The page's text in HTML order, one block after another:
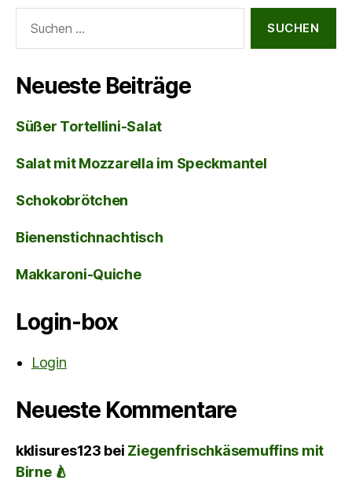
nach:
Neueste Beiträge
Süßer Tortellini-Salat
Salat mit Mozzarella im Speckmantel
Schokobrötchen
Bienenstichnachtisch
Makkaroni-Quiche
Login-box
Login
Neueste Kommentare
kklisures123 bei Ziegenfrischkäsemuffins mit
Birne 🍐